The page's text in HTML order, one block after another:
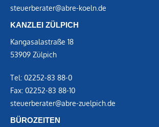
steuerberater@abre-koeln.de
KANZLEI ZÜLPICH
Kangasalastraße 18
53909 Zülpich
Tel: 02252-83 88-0
Fax: 02252-83 88-10
steuerberater@abre-zuelpich.de
BÜROZEITEN